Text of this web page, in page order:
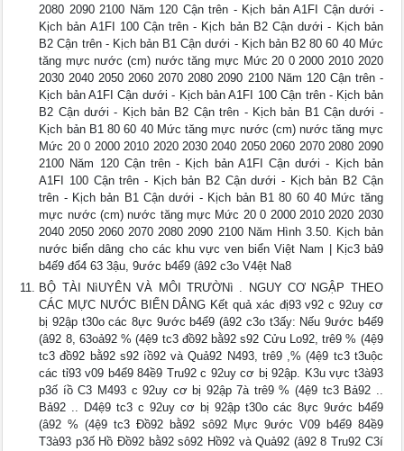
2080 2090 2100 Năm 120 Cận trên - Kịch bản A1FI Cận dưới -
Kịch bản A1FI 100 Cận trên - Kịch bản B2 Cận dưới - Kịch bản
B2 Cận trên - Kịch bản B1 Cận dưới - Kịch bản B2 80 60 40 Mức
tăng mực nước (cm) nước tăng mực Mức 20 0 2000 2010 2020
2030 2040 2050 2060 2070 2080 2090 2100 Năm 120 Cận trên -
Kịch bản A1FI Cận dưới - Kịch bản A1FI 100 Cận trên - Kịch bản
B2 Cận dưới - Kịch bản B2 Cận trên - Kịch bản B1 Cận dưới -
Kịch bản B1 80 60 40 Mức tăng mực nước (cm) nước tăng mực
Mức 20 0 2000 2010 2020 2030 2040 2050 2060 2070 2080 2090
2100 Năm 120 Cận trên - Kịch bản A1FI Cận dưới - Kịch bản
A1FI 100 Cận trên - Kịch bản B2 Cận dưới - Kịch bản B2 Cận
trên - Kịch bản B1 Cận dưới - Kịch bản B1 80 60 40 Mức tăng
mực nước (cm) nước tăng mực Mức 20 0 2000 2010 2020 2030
2040 2050 2060 2070 2080 2090 2100 Năm Hình 3.50. Kịch bản
nước biển dâng cho các khu vực ven biển Việt Nam | Kịc3 bả9
b4ế9 đổ4 63 3ậu, 9ước b4ể9 (â92 c3o V4ệt Na8
BỘ TÀI NìUYÊN VÀ MÔI TRƯỜNì . NGUY CƠ NGẬP THEO
CÁC MỰC NƯỚC BIỂN DÂNG Kết quả xác đị93 v92 c 92uy cơ
bị 92ập t30o các 8ực 9ước b4ể9 (â92 c3o t3ấy: Nếu 9ước b4ể9
(â92 8, 63oả92 % (4ệ9 tc3 đồ92 bằ92 s92 Cửu Lo92, trê9 % (4ệ9
tc3 đồ92 bằ92 s92 íồ92 và Quả92 N493, trê9 ,% (4ệ9 tc3 t3uộc
các tỉ93 v09 b4ể9 84ề9 Tru92 c 92uy cơ bị 92ập. K3u vực t3à93
p3ố íồ C3 M493 c 92uy cơ bị 92ập 7à trê9 % (4ệ9 tc3 Bả92 ..
Bả92 .. D4ệ9 tc3 c 92uy cơ bị 92ập t30o các 8ực 9ước b4ể9
(â92 % (4ệ9 tc3 Đồ92 bằ92 sô92 Mực 9ước V09 b4ể9 84ề9
T3à93 p3ố Hồ Đồ92 bằ92 sô92 Hồ92 và Quả92 (â92 8 Tru92 C3í